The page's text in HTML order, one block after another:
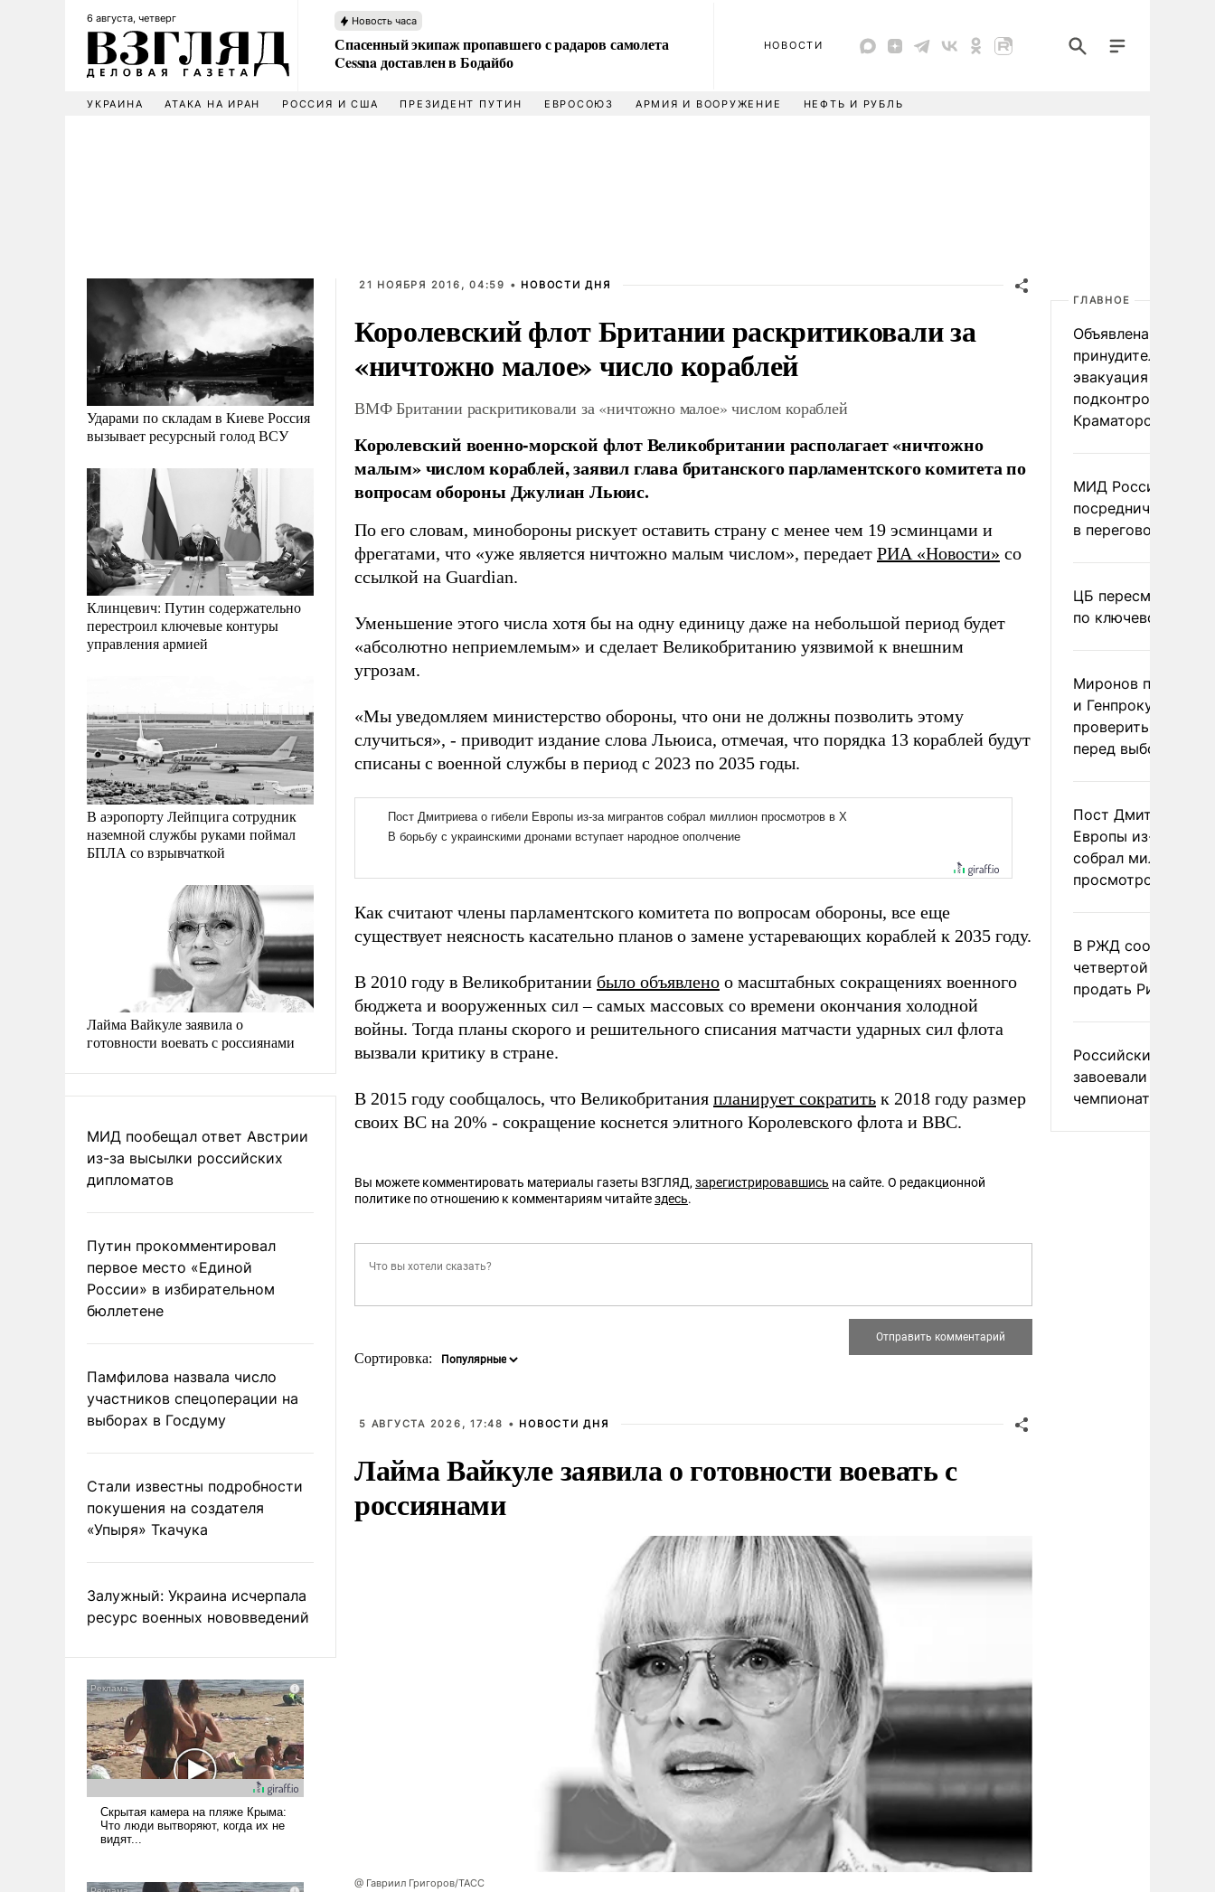
6 августа, четверг Новость часа
Спасенный экипаж пропавшего с радаров самолета
Cessna доставлен в Бодайбо
НОВОСТИ
УКРАИНА АТАКА НА ИРАН РОССИЯ И США ПРЕЗИДЕНТ ПУТИН ЕВРОСОЮЗ АРМИЯ И ВООРУЖЕНИЕ НЕФТЬ И РУБЛЬ
Ударами по складам в Киеве Россия
вызывает ресурсный голод ВСУ
Клинцевич: Путин содержательно
перестроил ключевые контуры
управления армией
В аэропорту Лейпцига сотрудник
наземной службы руками поймал
БПЛА со взрывчаткой
Лайма Вайкуле заявила о
готовности воевать с россиянами
МИД пообещал ответ Австрии
из-за высылки российских
дипломатов
Путин прокомментировал
первое место «Единой
России» в избирательном
бюллетене
Памфилова назвала число
участников спецоперации на
выборах в Госдуму
Стали известны подробности
покушения на создателя
«Упыря» Ткачука
Залужный: Украина исчерпала
ресурс военных нововведений
21 НОЯБРЯ 2016, 04:59 • НОВОСТИ ДНЯ
Королевский флот Британии раскритиковали за
«ничтожно малое» число кораблей
ВМФ Британии раскритиковали за «ничтожно малое» числом кораблей
Королевский военно-морской флот Великобритании располагает «ничтожно
малым» числом кораблей, заявил глава британского парламентского комитета по
вопросам обороны Джулиан Льюис.
По его словам, минобороны рискует оставить страну с менее чем 19 эсминцами и
фрегатами, что «уже является ничтожно малым числом», передает РИА «Новости» со
ссылкой на Guardian.
Уменьшение этого числа хотя бы на одну единицу даже на небольшой период будет
«абсолютно неприемлемым» и сделает Великобританию уязвимой к внешним
угрозам.
«Мы уведомляем министерство обороны, что они не должны позволить этому
случиться», - приводит издание слова Льюиса, отмечая, что порядка 13 кораблей будут
списаны с военной службы в период с 2023 по 2035 годы.
Как считают члены парламентского комитета по вопросам обороны, все еще
существует неясность касательно планов о замене устаревающих кораблей к 2035 году.
В 2010 году в Великобритании было объявлено о масштабных сокращениях военного
бюджета и вооруженных сил – самых массовых со времени окончания холодной
войны. Тогда планы скорого и решительного списания матчасти ударных сил флота
вызвали критику в стране.
В 2015 году сообщалось, что Великобритания планирует сократить к 2018 году размер
своих ВС на 20% - сокращение коснется элитного Королевского флота и ВВС.
Вы можете комментировать материалы газеты ВЗГЛЯД, зарегистрировавшись на сайте. О редакционной
политике по отношению к комментариям читайтездесь.
Сортировка:
5 АВГУСТА 2026, 17:48 • НОВОСТИ ДНЯ
Лайма Вайкуле заявила о готовности воевать с
россиянами
@ Гавриил Григоров/ТАСС
ГЛАВНОЕ
Объявлена
принудительная
эвакуация детей в
подконтрольном
Краматорске
МИД России
посредничество
в переговорах по
ЦБ пересмотрел
по ключевой
Миронов призвал
и Генпрокуратуру
проверить
перед выборами
Пост Дмитриева о
Европы из-за
собрал миллион
просмотров в X
В РЖД сообщили о
четвертой попытке
продать Рижский
Российские
завоевали золото
чемпионате